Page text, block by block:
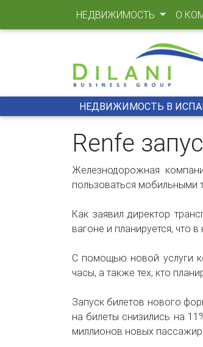
НЕДВИЖИМОСТЬ О
НЕДВИЖИМОСТЬ В
Renfe
Железнодорожная
пользоваться мобильными
Как заявил директор
вагоне и планируется, что
С помощью новой услуги
часы, а также тех, кто
Запуск билетов нового
на билеты снизились на
миллионов новых